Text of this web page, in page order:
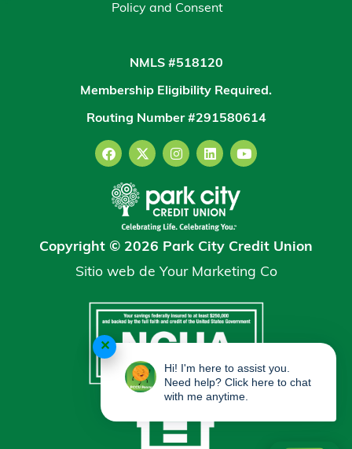
Policy and Consent
NMLS #518120
Membership Eligibility Required.
Routing Number #291580614
Copyright © 2026 Park City Credit Union
Sitio web de Your Marketing Co
✕
Hi! I'm here to assist you.
Need help? Click here to chat
with me anytime.